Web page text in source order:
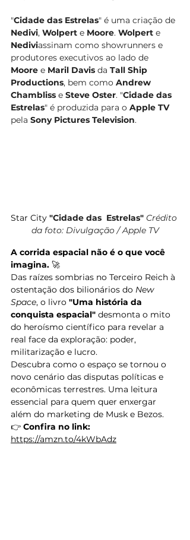
"Cidade das Estrelas" é uma criação de
Nedivi, Wolpert e Moore. Wolpert e
Nediviassinam como showrunners e
produtores executivos ao lado de
Moore e Maril Davis da Tall Ship
Productions, bem como Andrew
Chambliss e Steve Oster. "Cidade das
Estrelas" é produzida para o Apple TV
pela Sony Pictures Television.
Star City "Cidade das  Estrelas" Crédito
da foto: Divulgação / Apple TV
A corrida espacial não é o que você
imagina. 🚀
Das raízes sombrias no Terceiro Reich à
ostentação dos bilionários do New
Space, o livro "Uma história da
conquista espacial" desmonta o mito
do heroísmo científico para revelar a
real face da exploração: poder,
militarização e lucro.
Descubra como o espaço se tornou o
novo cenário das disputas políticas e
econômicas terrestres. Uma leitura
essencial para quem quer enxergar
além do marketing de Musk e Bezos.
👉 Confira no link:
https://amzn.to/4kWbAdz